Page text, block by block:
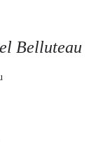
Belluteau